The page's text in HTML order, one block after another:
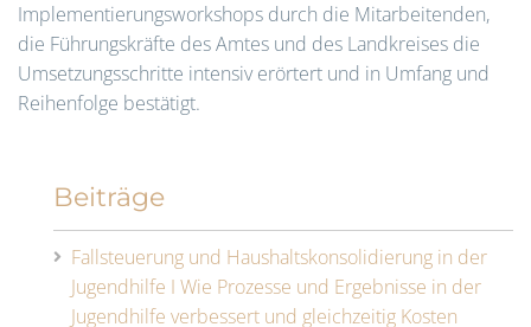
Implementierungsworkshops durch die Mitarbeitenden,
die Führungskräfte des Amtes und des Landkreises die
Umsetzungsschritte intensiv erörtert und in Umfang und
Reihenfolge bestätigt.
Beiträge
Fallsteuerung und Haushaltskonsolidierung in der
Jugendhilfe I Wie Prozesse und Ergebnisse in der
Jugendhilfe verbessert und gleichzeitig Kosten